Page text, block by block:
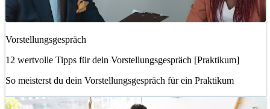
Vorstellungsgespräch
12 wertvolle Tipps für dein Vorstellungsgespräch [Praktikum]
So meisterst du dein Vorstellungsgespräch für ein Praktikum